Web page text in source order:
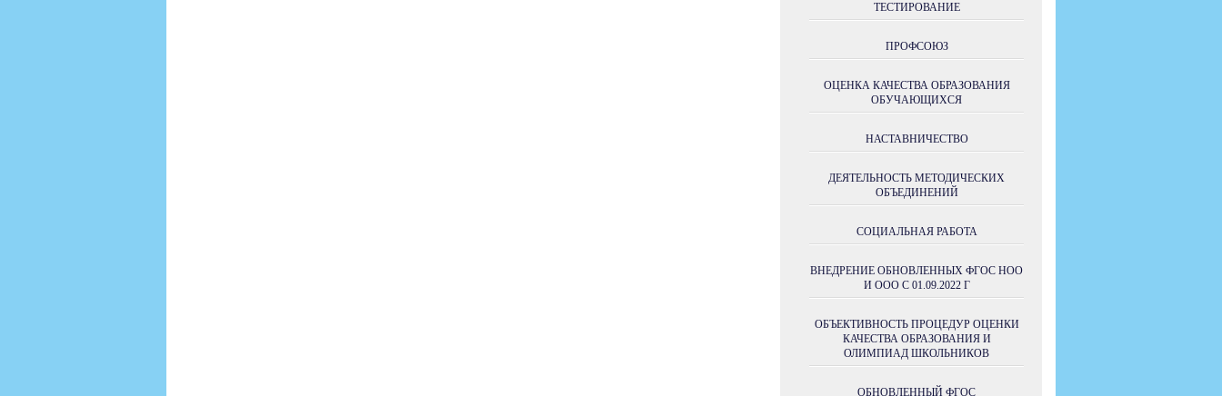
ТЕСТИРОВАНИЕ
ПРОФСОЮЗ
ОЦЕНКА КАЧЕСТВА ОБРАЗОВАНИЯ
ОБУЧАЮЩИХСЯ
НАСТАВНИЧЕСТВО
ДЕЯТЕЛЬНОСТЬ МЕТОДИЧЕСКИХ
ОБЪЕДИНЕНИЙ
СОЦИАЛЬНАЯ РАБОТА
ВНЕДРЕНИЕ ОБНОВЛЕННЫХ ФГОС НОО
И ООО С 01.09.2022 Г
ОБЪЕКТИВНОСТЬ ПРОЦЕДУР ОЦЕНКИ
КАЧЕСТВА ОБРАЗОВАНИЯ И
ОЛИМПИАД ШКОЛЬНИКОВ
ОБНОВЛЕННЫЙ ФГОС